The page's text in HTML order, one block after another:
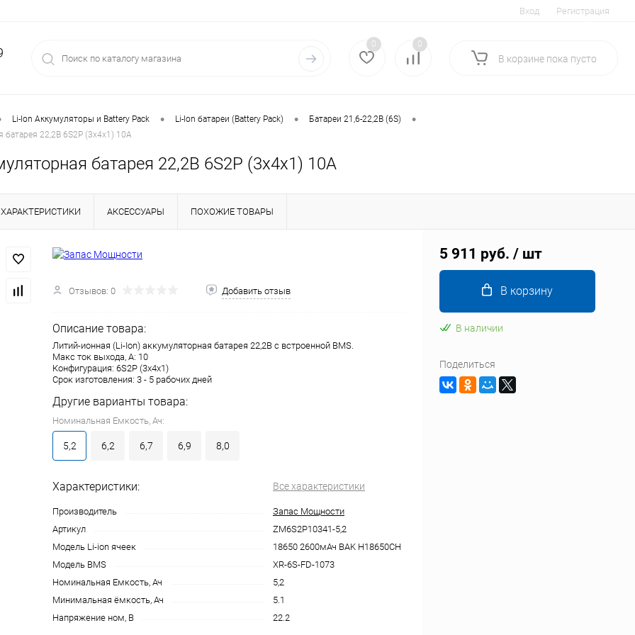
Вход Регистрация
0 0
В корзине пока пусто
Li-Ion Аккумуляторы и Battery Pack • Li-Ion батареи (Battery Pack) • Батареи 21,6-22,2В (6S) •
батарея 22,2В 6S2P (3x4x1) 10A
батарея 22,2В 6S2P (3x4x1) 10A
ХАРАКТЕРИСТИКИ АКСЕССУАРЫ ПОХОЖИЕ ТОВАРЫ
Отзывов: 0 Добавить отзыв
Описание товара:
Литий-ионная (Li-Ion) аккумуляторная батарея 22,2В с встроенной BMS.
Макс ток выхода, А: 10
Конфигурация: 6S2P (3x4x1)
Срок изготовления: 3 - 5 рабочих дней
Другие варианты товара:
Номинальная Емкость, Ач:
5,2 6,2 6,7 6,9 8,0
Характеристики: Все характеристики
Производитель
Запас Мощности
Артикул
ZM6S2P10341-5,2
Модель Li-ion ячеек
18650 2600мАч BAK H18650CH
Модель BMS
XR-6S-FD-1073
Номинальная Емкость, Ач
5,2
Минимальная ёмкость, Ач
5.1
Напряжение ном, В
22.2
5 911 руб. / шт
В корзину
В наличии
Поделиться